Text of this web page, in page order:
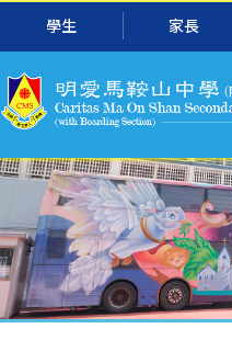
跳转到主要内容
學生 家長
主
航